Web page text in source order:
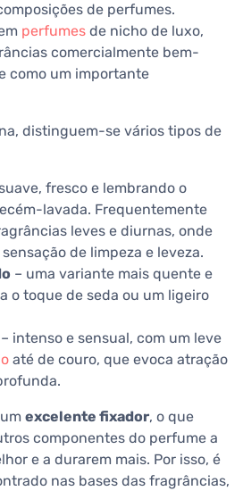
de perfumes.
perfumes de nicho de luxo,
comercialmente bem-
como um importante
distinguem-se vários tipos de
fresco e lembrando o
lavada. Frequentemente
leves e diurnas, onde
de limpeza e leveza.
– uma variante mais quente e
o toque de seda ou um ligeiro
– intenso e sensual, com um leve
até de couro, que evoca atração
excelente fixador, o que
componentes do perfume a
e a durarem mais. Por isso, é
nas bases das fragrâncias,